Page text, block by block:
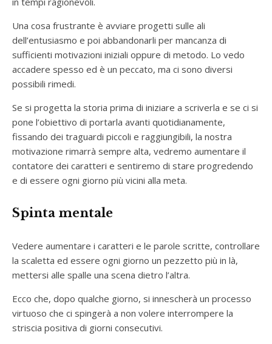
Una cosa frustrante è avviare progetti sulle ali
dell’entusiasmo e poi abbandonarli per mancanza di
sufficienti motivazioni iniziali oppure di metodo. Lo vedo
accadere spesso ed è un peccato, ma ci sono diversi
possibili rimedi.
Se si progetta la storia prima di iniziare a scriverla e se ci si
pone l’obiettivo di portarla avanti quotidianamente,
fissando dei traguardi piccoli e raggiungibili, la nostra
motivazione rimarrà sempre alta, vedremo aumentare il
contatore dei caratteri e sentiremo di stare progredendo
e di essere ogni giorno più vicini alla meta.
Spinta mentale
Vedere aumentare i caratteri e le parole scritte, controllare
la scaletta ed essere ogni giorno un pezzetto più in là,
mettersi alle spalle una scena dietro l’altra.
Ecco che, dopo qualche giorno, si innescherà un processo
virtuoso che ci spingerà a non volere interrompere la
striscia positiva di giorni consecutivi.